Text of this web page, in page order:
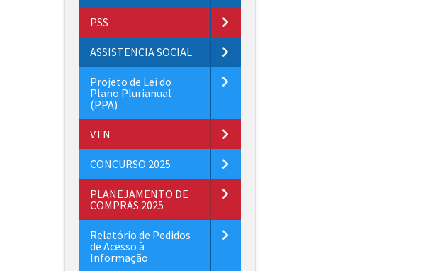
PSS
ASSISTENCIA SOCIAL
Projeto de Lei do
Plano Plurianual
(PPA)
VTN
CONCURSO 2025
PLANEJAMENTO DE
COMPRAS 2025
Relatório de Pedidos
de Acesso à
Informação